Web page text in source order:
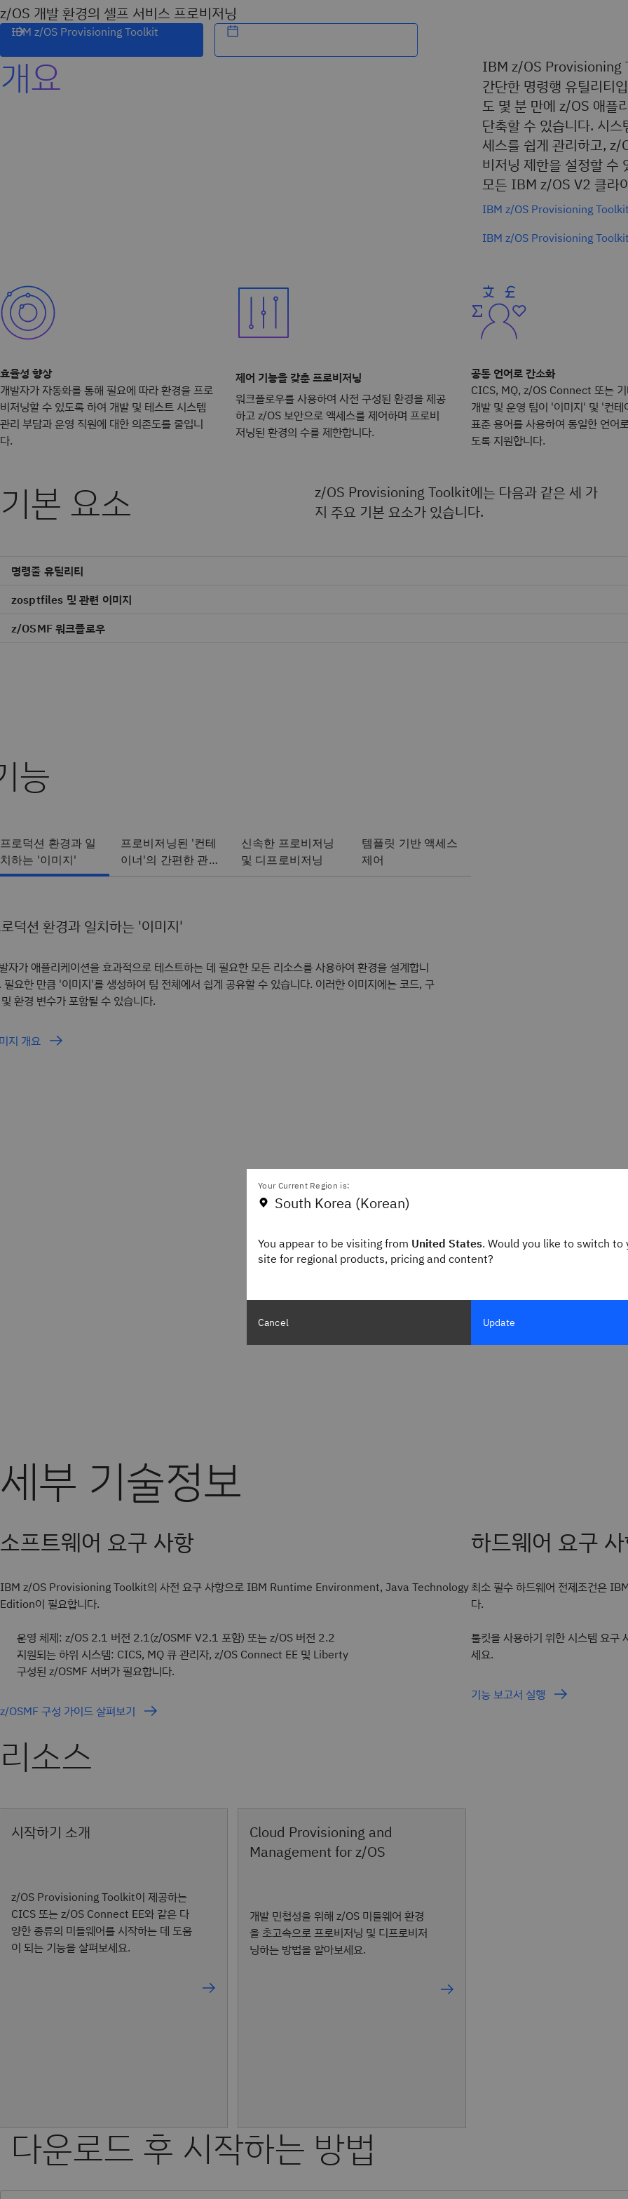
z/OS 개발 환경의 셀프 서비스 프로비저닝
IBM z/OS Provisioning Toolkit
개요
IBM z/OS Provisioning
간단한 명령행 유틸리티
도 몇 분 만에 z/OS 애플
단축할 수 있습니다. 시
세스를 쉽게 관리하고, z/
비저닝 제한을 설정할 수
모든 IBM z/OS V2 클라
IBM z/OS Provisioning
IBM z/OS Provisioning
효율성 향상
개발자가 자동화를 통해 필요에 따라 환경을 프로
비저닝할 수 있도록 하여 개발 및 테스트 시스템
관리 부담과 운영 직원에 대한 의존도를 줄입니
다.
제어 기능을 갖춘 프로비저닝
워크플로우를 사용하여 사전 구성된 환경을 제공
하고 z/OS 보안으로 액세스를 제어하며 프로비
저닝된 환경의 수를 제한합니다.
공통 언어로 간소화
CICS, MQ, z/OS Connect 또는
개발 및 운영 팀이 '이미지' 및 '컨테
표준 용어를 사용하여 동일한 언어
도록 지원합니다.
기본 요소
z/OS Provisioning Toolkit에는 다음과 같은 세 가
지 주요 기본 요소가 있습니다.
명령줄 유틸리티
zosptfiles 및 관련 이미지
z/OSMF 워크플로우
능
프로덕션 환경과 일
치하는 '이미지'
프로비저닝된 '컨테
이너'의 간편한 관
리
신속한 프로비저닝
및 디프로비저닝
템플릿 기반 액세스
제어
덕션 환경과 일치하는 '이미지'
자가 애플리케이션을 효과적으로 테스트하는 데 필요한 모든 리소스를 사용하여 환경을 설계합니
필요한 만큼 '이미지'를 생성하여 팀 전체에서 쉽게 공유할 수 있습니다. 이러한 이미지에는 코드, 구
환경 변수가 포함될 수 있습니다.
지 개요
비저닝된 '컨테이너'의 간편한 관리
에 의해 제한됩니다. 시스템 프로그래머는 누가 만들었는지에 관계없이 조직 전반에서 모든 컨테이
이너 관리
한 프로비저닝 및 디프로비저닝
하지 않으면 제거할 수 있습니다.
비저닝 자동화
릿 기반 액세스 제어
로그래머는 개발 환경에서 소비되는 리소스를 제어할 수 있습니다.
세부 기술정보
소프트웨어 요구 사항
IBM z/OS Provisioning Toolkit의 사전 요구 사항으로 IBM Runtime Environment, Java Technology
Edition이 필요합니다.
운영 체제: z/OS 2.1 버전 2.1(z/OSMF V2.1 포함) 또는 z/OS 버전 2.2
지원되는 하위 시스템: CICS, MQ 큐 관리자, z/OS Connect EE 및 Liberty
구성된 z/OSMF 서버가 필요합니다.
z/OSMF 구성 가이드 살펴보기
하드웨어 요구
최소 필수 하드웨어 전제조건은
다.
툴킷을 사용하기 위한 시스템 요
세요.
기능 보고서 실행
리소스
시작하기 소개
z/OS Provisioning Toolkit이 제공하는
CICS 또는 z/OS Connect EE와 같은 다
양한 종류의 미들웨어를 시작하는 데 도움
이 되는 기능을 살펴보세요.
Cloud Provisioning and
Management for z/OS
개발 민첩성을 위해 z/OS 미들웨어 환경
을 초고속으로 프로비저닝 및 디프로비저
닝하는 방법을 알아보세요.
다운로드 후 시작하는 방법
Your Current Region is:
South Korea (Korean)
You appear to be visiting from United States. Would you like to switch to
site for regional products, pricing and content?
Cancel Update